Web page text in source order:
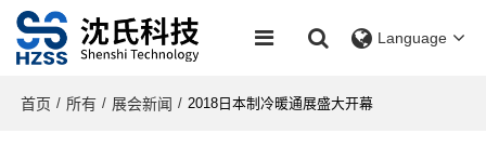
Language
首页 / 所有 / 展会新闻 / 2018日本制冷暖通展盛大开幕